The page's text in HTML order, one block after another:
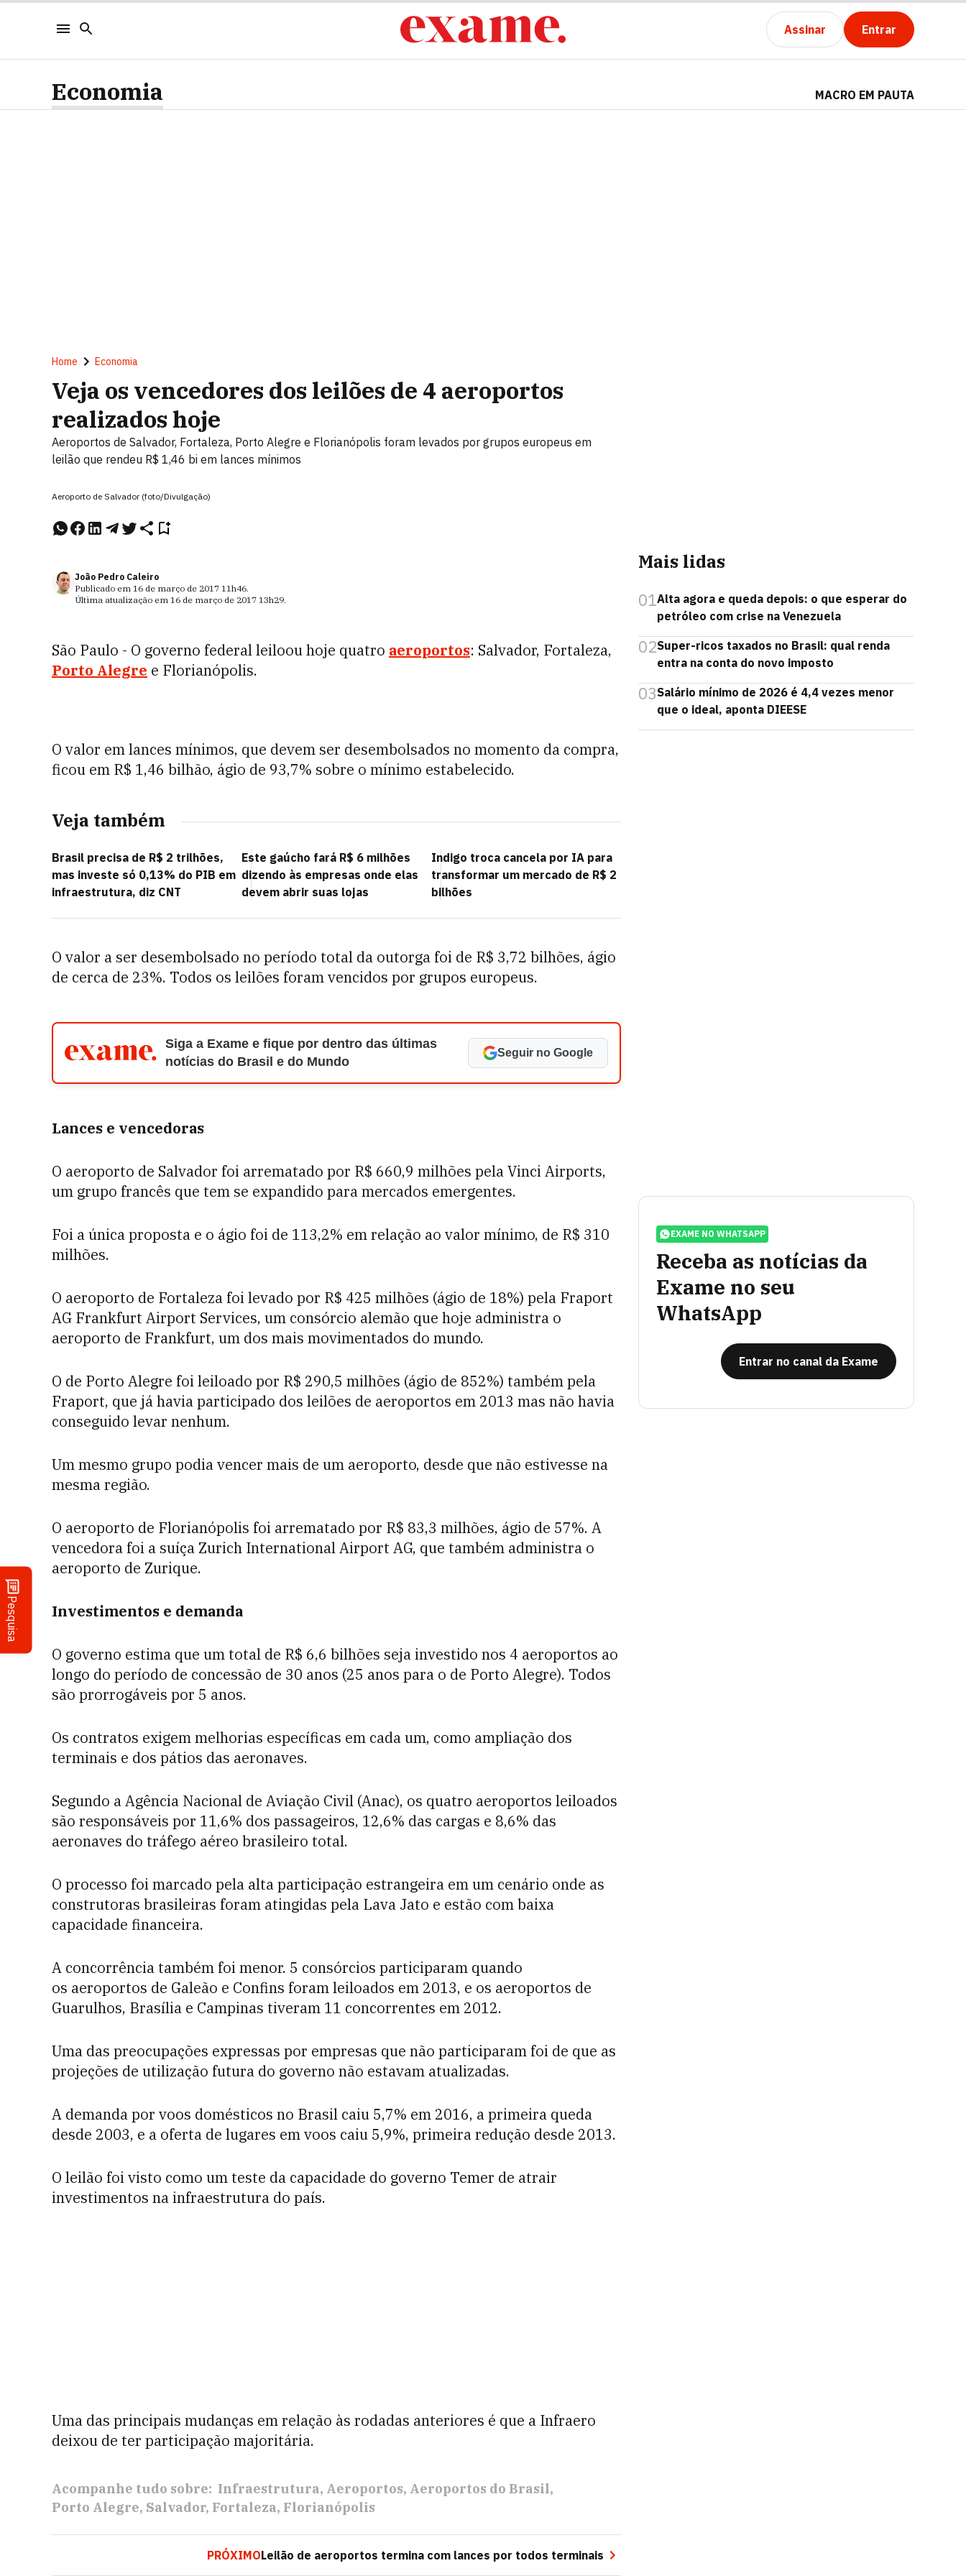
Assinar Entrar
Pesquisa
Economia MACRO EM PAUTA
Home Economia
Veja os vencedores dos leilões de 4 aeroportos
realizados hoje
Aeroportos de Salvador, Fortaleza, Porto Alegre e Florianópolis foram levados por grupos europeus em
leilão que rendeu R$ 1,46 bi em lances mínimos
Aeroporto de Salvador (foto/Divulgação)
João Pedro Caleiro
Publicado em 16 de março de 2017 11h46.
Última atualização em 16 de março de 2017 13h29.
São Paulo - O governo federal leiloou hoje quatro aeroportos: Salvador, Fortaleza,
Porto Alegre e Florianópolis.
O valor em lances mínimos, que devem ser desembolsados no momento da compra,
ficou em R$ 1,46 bilhão, ágio de 93,7% sobre o mínimo estabelecido.
Veja também
Brasil precisa de R$ 2 trilhões,
mas investe só 0,13% do PIB em
infraestrutura, diz CNT
Este gaúcho fará R$ 6 milhões
dizendo às empresas onde elas
devem abrir suas lojas
Indigo troca cancela por IA para
transformar um mercado de R$ 2
bilhões
O valor a ser desembolsado no período total da outorga foi de R$ 3,72 bilhões, ágio
de cerca de 23%. Todos os leilões foram vencidos por grupos europeus.
Siga a Exame e fique por dentro das últimas
notícias do Brasil e do Mundo
Seguir no Google
Lances e vencedoras
O aeroporto de Salvador foi arrematado por R$ 660,9 milhões pela Vinci Airports,
um grupo francês que tem se expandido para mercados emergentes.
Foi a única proposta e o ágio foi de 113,2% em relação ao valor mínimo, de R$ 310
milhões.
O aeroporto de Fortaleza foi levado por R$ 425 milhões (ágio de 18%) pela Fraport
AG Frankfurt Airport Services, um consórcio alemão que hoje administra o
aeroporto de Frankfurt, um dos mais movimentados do mundo.
O de Porto Alegre foi leiloado por R$ 290,5 milhões (ágio de 852%) também pela
Fraport, que já havia participado dos leilões de aeroportos em 2013 mas não havia
conseguido levar nenhum.
Um mesmo grupo podia vencer mais de um aeroporto, desde que não estivesse na
mesma região.
O aeroporto de Florianópolis foi arrematado por R$ 83,3 milhões, ágio de 57%. A
vencedora foi a suíça Zurich International Airport AG, que também administra o
aeroporto de Zurique.
Investimentos e demanda
O governo estima que um total de R$ 6,6 bilhões seja investido nos 4 aeroportos ao
longo do período de concessão de 30 anos (25 anos para o de Porto Alegre). Todos
são prorrogáveis por 5 anos.
Os contratos exigem melhorias específicas em cada um, como ampliação dos
terminais e dos pátios das aeronaves.
Segundo a Agência Nacional de Aviação Civil (Anac), os quatro aeroportos leiloados
são responsáveis por 11,6% dos passageiros, 12,6% das cargas e 8,6% das
aeronaves do tráfego aéreo brasileiro total.
O processo foi marcado pela alta participação estrangeira em um cenário onde as
construtoras brasileiras foram atingidas pela Lava Jato e estão com baixa
capacidade financeira.
A concorrência também foi menor. 5 consórcios participaram quando
os aeroportos de Galeão e Confins foram leiloados em 2013, e os aeroportos de
Guarulhos, Brasília e Campinas tiveram 11 concorrentes em 2012.
Uma das preocupações expressas por empresas que não participaram foi de que as
projeções de utilização futura do governo não estavam atualizadas.
A demanda por voos domésticos no Brasil caiu 5,7% em 2016, a primeira queda
desde 2003, e a oferta de lugares em voos caiu 5,9%, primeira redução desde 2013.
O leilão foi visto como um teste da capacidade do governo Temer de atrair
investimentos na infraestrutura do país.
Uma das principais mudanças em relação às rodadas anteriores é que a Infraero
deixou de ter participação majoritária.
Acompanhe tudo sobre: Infraestrutura Aeroportos Aeroportos do Brasil
Porto Alegre Salvador Fortaleza Florianópolis
PRÓXIMOLeilão de aeroportos termina com lances por todos terminais
Mais lidas
01Alta agora e queda depois: o que esperar do
petróleo com crise na Venezuela
02Super-ricos taxados no Brasil: qual renda
entra na conta do novo imposto
03Salário mínimo de 2026 é 4,4 vezes menor
que o ideal, aponta DIEESE
EXAME NO WHATSAPP
Receba as notícias da
Exame no seu
WhatsApp
Entrar no canal da Exame